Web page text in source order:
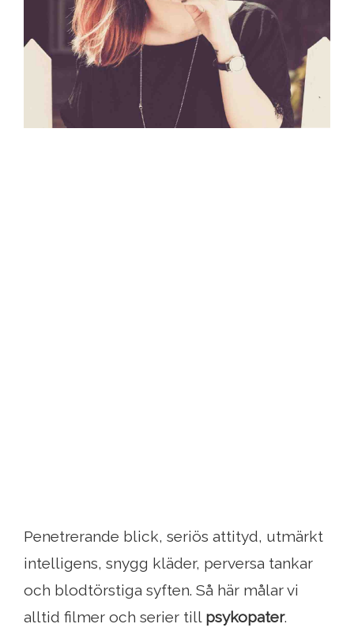
Penetrerande blick, seriös attityd, utmärkt
intelligens, snygg kläder, perversa tankar
och blodtörstiga syften. Så här målar vi
alltid filmer och serier till psykopater.